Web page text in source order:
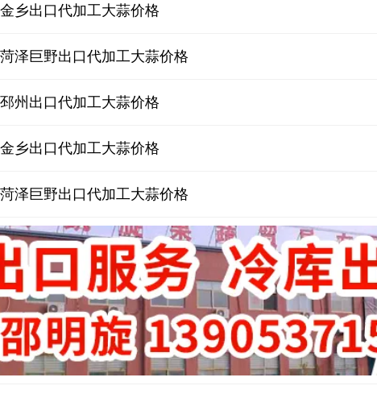
乡出口代加工大蒜价格
泽巨野出口代加工大蒜价格
州出口代加工大蒜价格
乡出口代加工大蒜价格
泽巨野出口代加工大蒜价格